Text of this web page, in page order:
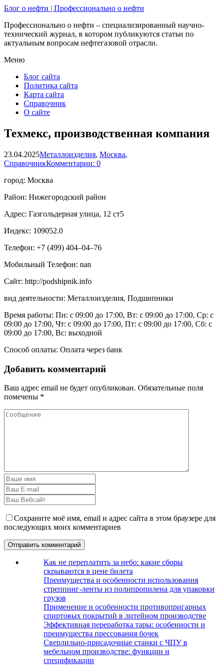
Блог о нефти | Профессионально о нефти
Профессионально о нефти – специализированный научно-
технический журнал, в котором публикуются статьи по
актуальным вопросам нефтегазовой отрасли.
Меню
Блог сайта
Политика сайта
Карта сайта
Справочник
О сайте
Техмекс, производственная компания
23.04.2025Металлоизделия, Москва,
СправочникКомментарии: 0
город: Москва
Район: Нижегородский район
Адрес: Газгольдерная улица, 12 ст5
Индекс: 109052.0
Телефон: +7 (499) 404‒04‒76
Мобильный Телефон: nan
Сайт: http://podshipnik.info
вид деятельности: Металлоизделия, Подшипники
Время работы: Пн: с 09:00 до 17:00, Вт: с 09:00 до 17:00, Ср: с
09:00 до 17:00, Чт: с 09:00 до 17:00, Пт: с 09:00 до 17:00, Сб: с
09:00 до 17:00, Вс: выходной
Способ оплаты: Оплата через банк
Добавить комментарий
Ваш адрес email не будет опубликован. Обязательные поля
помечены *
Сохраните моё имя, email и адрес сайта в этом браузере для
последующих моих комментариев
Как не переплатить за небо: какие сборы
скрываются в цене билета
Преимущества и особенности использования
стреппинг-ленты из полипропилена для упаковки
грузов
Применение и особенности противопригарных
спиртовых покрытий в литейном производстве
Эффективная переработка тары: особенности и
преимущества прессования бочек
Сверлильно-присадочные станки с ЧПУ в
мебельном производстве: функции и
спецификации